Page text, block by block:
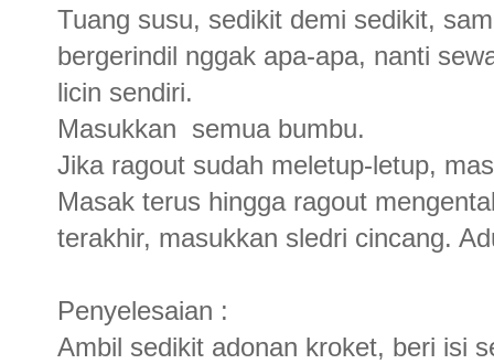
Tuang susu, sedikit demi sedikit,
bergerindil nggak apa-apa, nanti
licin sendiri.
Masukkan semua bumbu.
Jika ragout sudah meletup-letup,
Masak terus hingga ragout
terakhir, masukkan sledri cincang.
Penyelesaian :
Ambil sedikit adonan kroket, beri isi